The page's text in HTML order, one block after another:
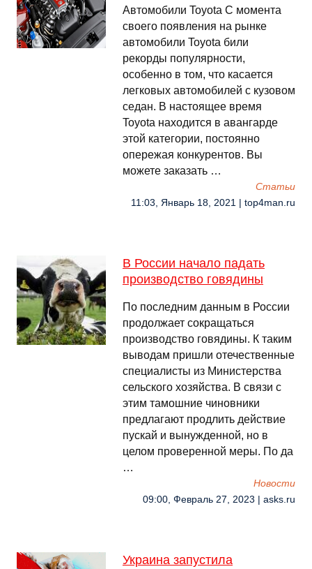
Автомобили Toyota С момента
своего появления на рынке
автомобили Toyota били
рекорды популярности,
особенно в том, что касается
легковых автомобилей с кузовом
седан. В настоящее время
Toyota находится в авангарде
этой категории, постоянно
опережая конкурентов. Вы
можете заказать …
Cтатьи
11:03, Январь 18, 2021 | top4man.ru
В России начало падать
производство говядины
По последним данным в России
продолжает сокращаться
производство говядины. К таким
выводам пришли отечественные
специалисты из Министерства
сельского хозяйства. В связи с
этим тамошние чиновники
предлагают продлить действие
пускай и вынужденной, но в
целом проверенной меры. По да
…
Новости
09:00, Февраль 27, 2023 | asks.ru
Украина запустила